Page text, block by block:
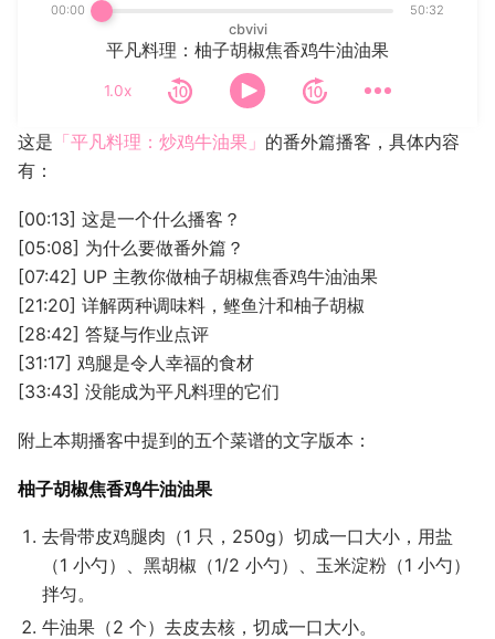
cbvivi
平凡料理：柚子胡椒焦香鸡牛油油果
1.0x
00:00 50:32
这是 「平凡料理：炒鸡牛油果」 的番外篇播客，具体内容
有：
[00:13] 这是一个什么播客？
[05:08] 为什么要做番外篇？
[07:42] UP 主教你做柚子胡椒焦香鸡牛油油果
[21:20] 详解两种调味料，鲣鱼汁和柚子胡椒
[28:42] 答疑与作业点评
[31:17] 鸡腿是令人幸福的食材
[33:43] 没能成为平凡料理的它们
附上本期播客中提到的五个菜谱的文字版本：
柚子胡椒焦香鸡牛油油果
去骨带皮鸡腿肉（1 只，250g）切成一口大小，用盐
（1 小勺）、黑胡椒（1/2 小勺）、玉米淀粉（1 小勺）
拌匀。
牛油果（2 个）去皮去核，切成一口大小。